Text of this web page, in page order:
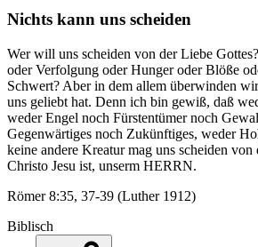
Nichts kann uns scheiden
Wer will uns scheiden von der Liebe
oder Verfolgung oder Hunger oder Blöße
Schwert? Aber in dem allem überwinden
uns geliebt hat. Denn ich bin gewiß, daß
weder Engel noch Fürstentümer noch
Gegenwärtiges noch Zukünftiges, weder
keine andere Kreatur mag uns scheiden
Christo Jesu ist, unserm HERRN.
Römer 8:35, 37-39 (Luther 1912)
Biblisch